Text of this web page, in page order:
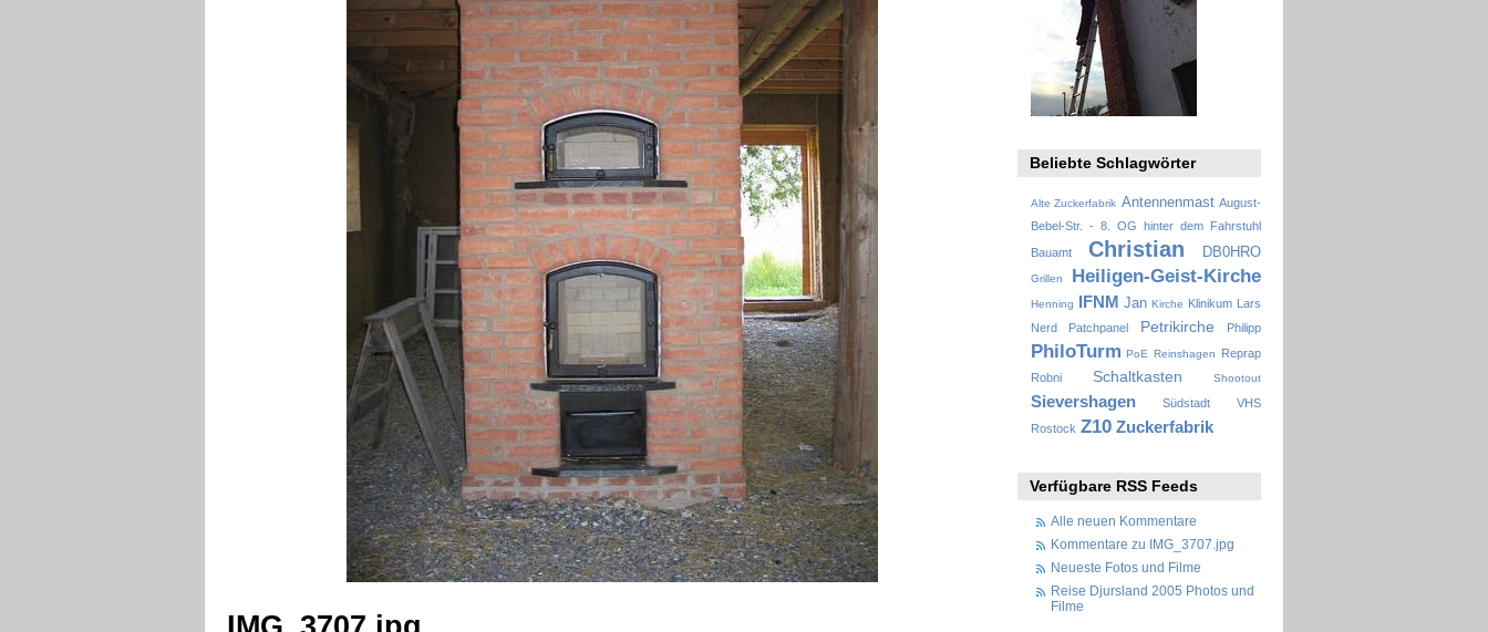
Beliebte Schlagwörter
Alte Zuckerfabrik Antennenmast August-
Bebel-Str. - 8. OG hinter dem Fahrstuhl
Bauamt
Christian DB0HRO
Grillen Heiligen-Geist-Kirche
Henning IFNM Jan Kirche Klinikum Lars
Nerd
Patchpanel Petrikirche Philipp
PhiloTurm PoE Reinshagen
Reprap
Robni
Schaltkasten Shootout
Sievershagen Südstadt
VHS
Rostock Z10 Zuckerfabrik
Verfügbare RSS Feeds
Alle neuen Kommentare
Kommentare zu IMG_3707.jpg
Neueste Fotos und Filme
Reise Djursland 2005 Photos und
Filme